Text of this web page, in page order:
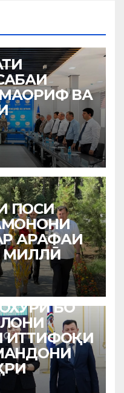
ВА
ПОСИ
АРАФАИ
МИЛЛӢ
БО
ИТТИФОҚИ